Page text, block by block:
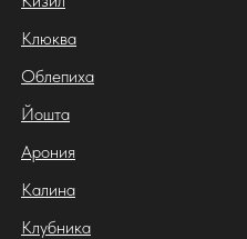
Клюква
Облепиха
Йошта
Арония
Калина
Клубника